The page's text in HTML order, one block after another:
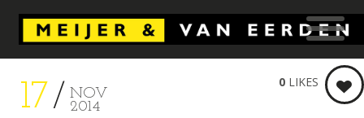
17
NOV
2014
0 LIKES